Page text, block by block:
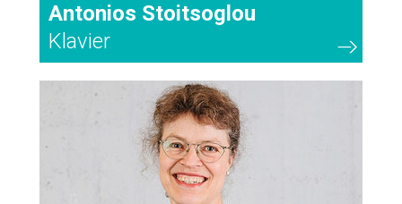
Antonios Stoitsoglou
Klavier